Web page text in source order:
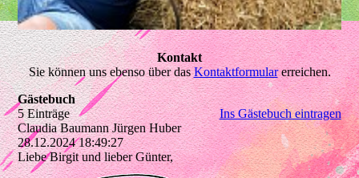
Kontakt
Sie können uns ebenso über dasKontaktformularerreichen.
Gästebuch
5 Einträge
Ins Gästebuch eintragen
Claudia Baumann Jürgen Huber
28.12.2024 18:49:27
Liebe Birgit und lieber Günter,